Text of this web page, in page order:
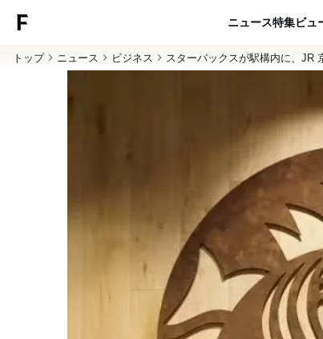
ニュース特集ビュ
トップ ニュース ビジネス スターバックスが駅構内に、JR